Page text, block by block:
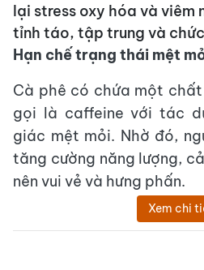
lại stress oxy hóa và viêm
tỉnh táo, tập trung và
Hạn chế trạng thái mệt
Cà phê có chứa một
gọi là caffeine với tác
giác mệt mỏi. Nhờ đó,
tăng cường năng lượng,
nên vui vẻ và hưng phấn.
Xem chi